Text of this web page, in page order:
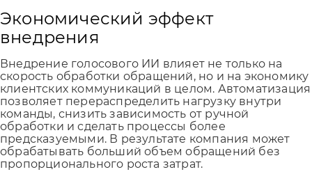
Экономический эффект
внедрения
Внедрение голосового ИИ влияет не только на
скорость обработки обращений, но и на экономику
клиентских коммуникаций в целом. Автоматизация
позволяет перераспределить нагрузку внутри
команды, снизить зависимость от ручной
обработки и сделать процессы более
предсказуемыми. В результате компания может
обрабатывать больший объем обращений без
пропорционального роста затрат.